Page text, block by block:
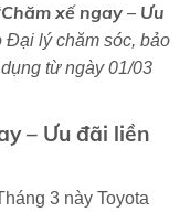
xế ngay – Ưu
Đại lý chăm sóc, bảo
từ ngày 01/03
– Ưu đãi liền
3 này Toyota